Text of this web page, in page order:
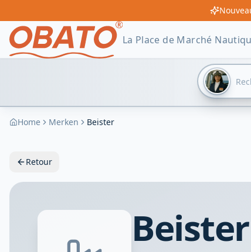
La Place de Marché
Home Merken Beister
Retour